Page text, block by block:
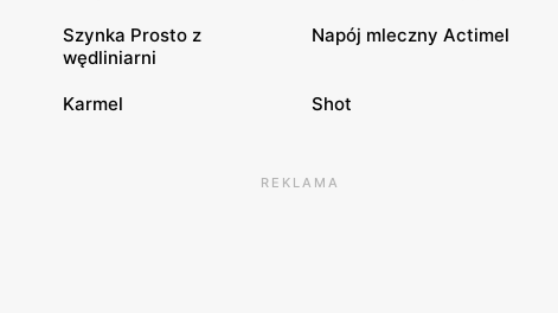
Szynka Prosto z
wędliniarni
Napój mleczny Actimel
Karmel Shot
REKLAMA